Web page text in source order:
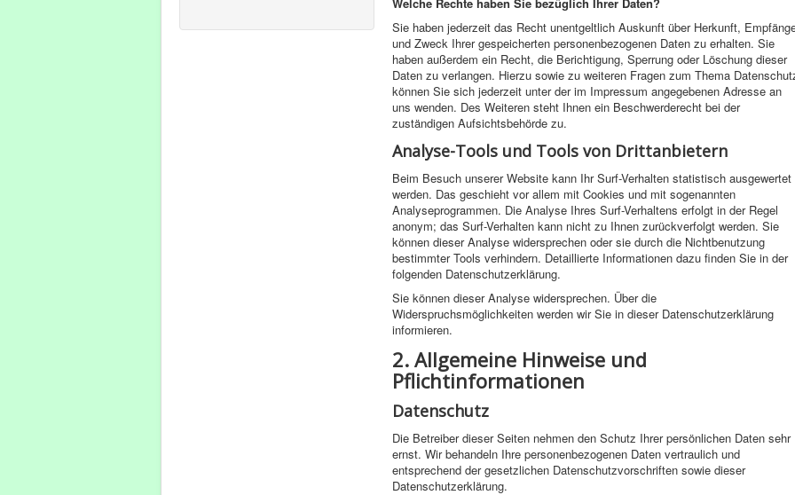
Sie haben jederzeit das Recht unentgeltlich Auskunft über Herkunft,
und Zweck Ihrer gespeicherten personenbezogenen Daten zu erhalten. Sie
haben außerdem ein Recht, die Berichtigung, Sperrung oder Löschung dieser
Daten zu verlangen. Hierzu sowie zu weiteren Fragen zum Thema
können Sie sich jederzeit unter der im Impressum angegebenen Adresse an
uns wenden. Des Weiteren steht Ihnen ein Beschwerderecht bei der
zuständigen Aufsichtsbehörde zu.
Analyse-Tools und Tools von Drittanbietern
Beim Besuch unserer Website kann Ihr Surf-Verhalten statistisch ausgewertet
werden. Das geschieht vor allem mit Cookies und mit sogenannten
Analyseprogrammen. Die Analyse Ihres Surf-Verhaltens erfolgt in der Regel
anonym; das Surf-Verhalten kann nicht zu Ihnen zurückverfolgt werden. Sie
können dieser Analyse widersprechen oder sie durch die Nichtbenutzung
bestimmter Tools verhindern. Detaillierte Informationen dazu finden Sie in der
folgenden Datenschutzerklärung.
Sie können dieser Analyse widersprechen. Über die
Widerspruchsmöglichkeiten werden wir Sie in dieser Datenschutzerklärung
informieren.
2. Allgemeine Hinweise und
Pflichtinformationen
Datenschutz
Die Betreiber dieser Seiten nehmen den Schutz Ihrer persönlichen Daten sehr
ernst. Wir behandeln Ihre personenbezogenen Daten vertraulich und
entsprechend der gesetzlichen Datenschutzvorschriften sowie dieser
Datenschutzerklärung.